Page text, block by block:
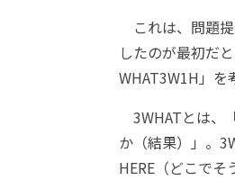
これは、問題
したのが最初だ
WHAT3W1H」を
3WHATとは、
か（結果）」。
HERE（どこで